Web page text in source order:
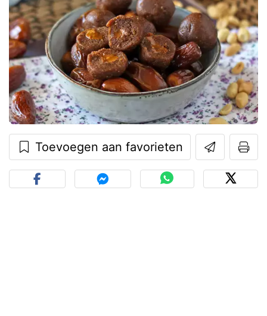
Toevoegen aan favorieten